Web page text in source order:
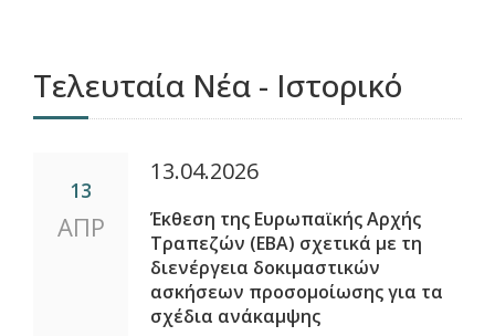
Τελευταία Νέα - Ιστορικό
13
ΑΠΡ
13.04.2026
Έκθεση της Ευρωπαϊκής Αρχής
Τραπεζών (ΕΒΑ) σχετικά με τη
διενέργεια δοκιμαστικών
ασκήσεων προσομοίωσης για τα
σχέδια ανάκαμψης